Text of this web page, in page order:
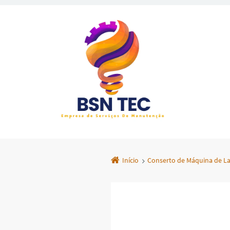
Início Conserto de Máquina de